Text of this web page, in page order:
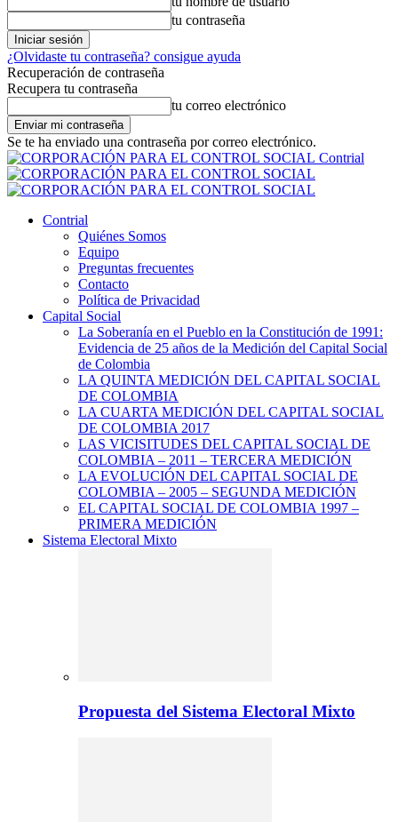
tu contraseña
¿Olvidaste tu contraseña? consigue ayuda
Recuperación de contraseña
Recupera tu contraseña
tu correo electrónico
Se te ha enviado una contraseña por correo electrónico.
Contrial
Contrial
Quiénes Somos
Equipo
Preguntas frecuentes
Contacto
Política de Privacidad
Capital Social
La Soberanía en el Pueblo en la Constitución de 1991:
Evidencia de 25 años de la Medición del Capital Social
de Colombia
LA QUINTA MEDICIÓN DEL CAPITAL SOCIAL
DE COLOMBIA
LA CUARTA MEDICIÓN DEL CAPITAL SOCIAL
DE COLOMBIA 2017
LAS VICISITUDES DEL CAPITAL SOCIAL DE
COLOMBIA – 2011 – TERCERA MEDICIÓN
LA EVOLUCIÓN DEL CAPITAL SOCIAL DE
COLOMBIA – 2005 – SEGUNDA MEDICIÓN
EL CAPITAL SOCIAL DE COLOMBIA 1997 –
PRIMERA MEDICIÓN
Sistema Electoral Mixto
Propuesta del Sistema Electoral Mixto